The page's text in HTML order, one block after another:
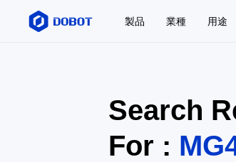
製品 業種 用途
Search
For :